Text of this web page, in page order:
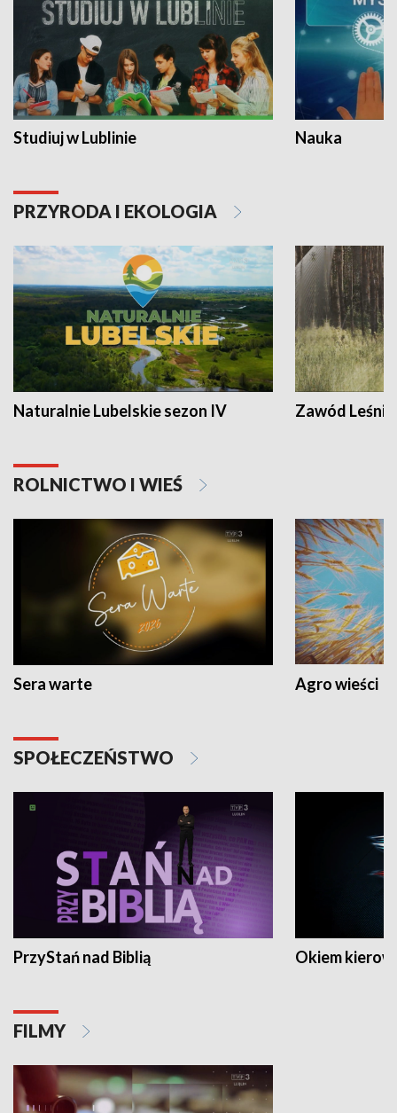
Studiuj w Lublinie Nauka
PRZYRODA I EKOLOGIA
Naturalnie Lubelskie sezon IV Zawód Leśnik
ROLNICTWO I WIEŚ
Sera warte Agro wieści
SPOŁECZEŃSTWO
PrzyStań nad Biblią Okiem
FILMY